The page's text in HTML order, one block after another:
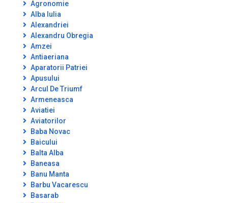
Agronomie
Alba Iulia
Alexandriei
Alexandru Obregia
Amzei
Antiaeriana
Aparatorii Patriei
Apusului
Arcul De Triumf
Armeneasca
Aviatiei
Aviatorilor
Baba Novac
Baicului
Balta Alba
Baneasa
Banu Manta
Barbu Vacarescu
Basarab